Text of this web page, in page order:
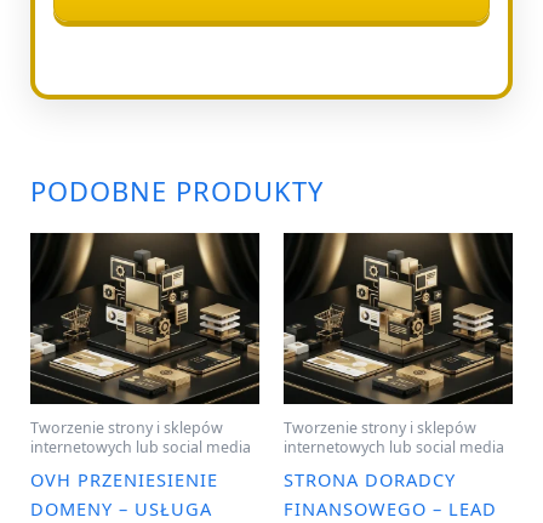
PODOBNE PRODUKTY
Tworzenie strony i sklepów
internetowych lub social media
OVH PRZENIESIENIE
DOMENY – USŁUGA
Tworzenie strony i sklepów
internetowych lub social media
STRONA DORADCY
FINANSOWEGO – LEAD